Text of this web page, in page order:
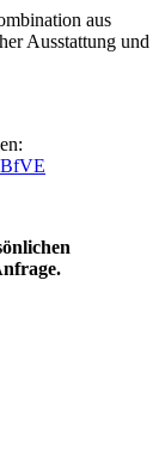
aus
Ausstattung und